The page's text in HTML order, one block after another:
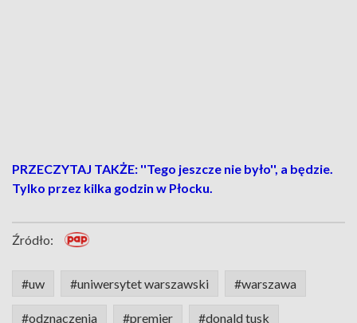
PRZECZYTAJ TAKŻE: ''Tego jeszcze nie było'', a będzie.
Tylko przez kilka godzin w Płocku.
Źródło:
#uw #uniwersytet warszawski #warszawa
#odznaczenia #premier #donald tusk